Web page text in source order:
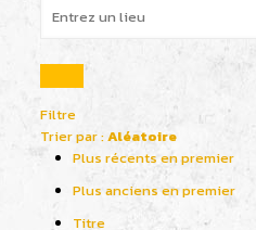
Filtre
Trier par :Aléatoire
Plus récents en premier
Plus anciens en premier
Titre